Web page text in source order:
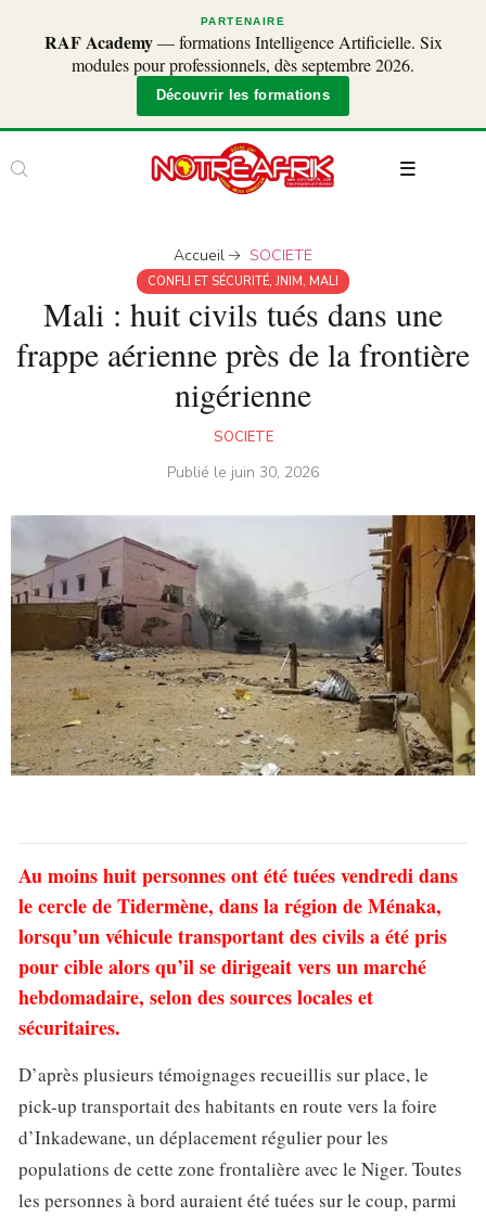
PARTENAIRE
RAF Academy— formations Intelligence Artificielle. Six
modules pour professionnels, dès septembre 2026.
Découvrir les formations
Accueil SOCIETE
CONFLI ET SÉCURITÉ, JNIM, MALI
Mali : huit civils tués dans une
frappe aérienne près de la frontière
nigérienne
SOCIETE
Publié le juin 30, 2026
Au moins huit personnes ont été tuées vendredi dans
le cercle de Tidermène, dans la région de Ménaka,
lorsqu’un véhicule transportant des civils a été pris
pour cible alors qu’il se dirigeait vers un marché
hebdomadaire, selon des sources locales et
sécuritaires.
D’après plusieurs témoignages recueillis sur place, le
pick-up transportait des habitants en route vers la foire
d’Inkadewane, un déplacement régulier pour les
populations de cette zone frontalière avec le Niger. Toutes
les personnes à bord auraient été tuées sur le coup, parmi